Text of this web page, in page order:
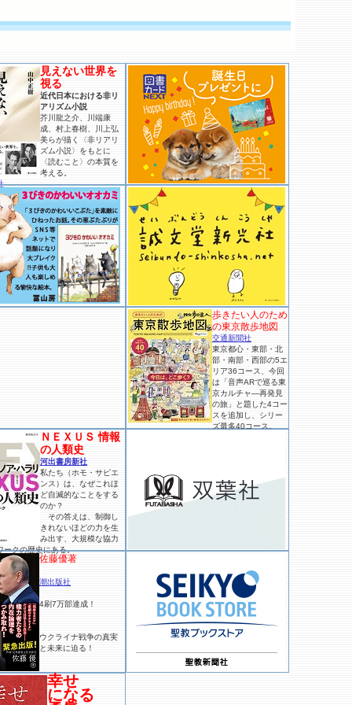
見えない世界を
視る
近代日本における非リ
アリズム小説
芥川龍之介、川端康
成、村上春樹、川上弘
美らが描く〈非リアリ
ズム小説〉をもとに
〈読むこと〉の本質を
考える。
歩きたい人のため
の東京散歩地図
交通新聞社
東京都心・東部・北
部・南部・西部の5エ
リア36コース、今回
は「音声ARで巡る東
京カルチャ―再発見
の旅」と題した4コー
スを追加し、シリー
ズ最多40コース。
ＮＥＸＵＳ 情報
の人類史
河出書房新社
私たち（ホモ・サピエ
ンス）は、なぜこれほ
ど自滅的なことをする
のか？
その答えは、制御し
きれないほどの力を生
み出す、大規模な協力
ークの歴史にある。
佐藤優著
潮出版社
4刷7万部達成！
ウクライナ戦争の真実
と未来に迫る！
幸せ
になる